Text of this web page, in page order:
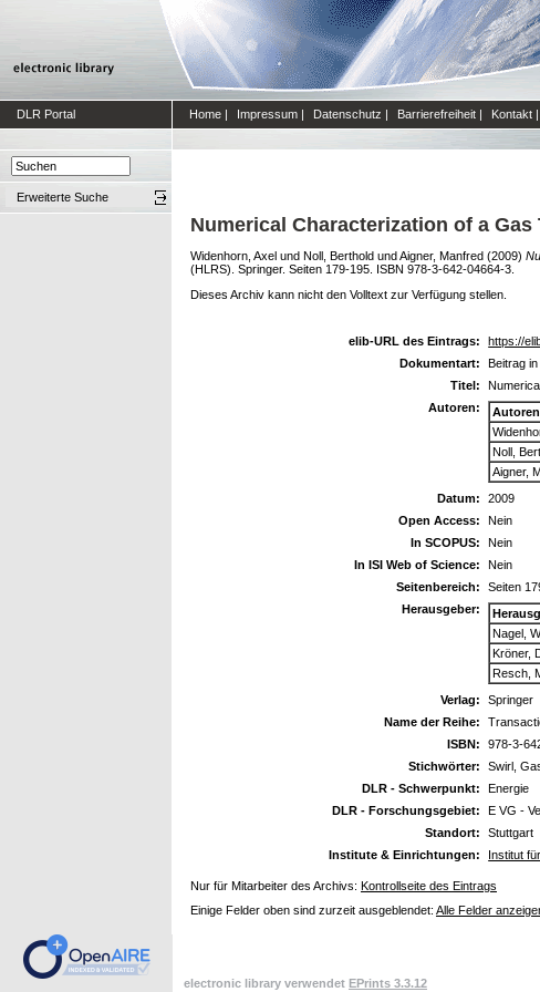
DLR Portal Home | Impressum | Datenschutz | Barrierefreiheit | Kontakt |
Erweiterte Suche
Numerical Characterization of a
Widenhorn, Axel und Noll, Berthold undAigner, Manfred (2009)
(HLRS). Springer. Seiten 179-195. ISBN 978-3-642-04664-3.
Dieses Archiv kann nicht den Volltext zur Verfügung stellen.
elib-URL des Eintrags:
https://
Dokumentart:
Beitrag
Titel:
Autoren:
Autoren
Noll,
Aigner,
Datum:
2009
Open Access:
Nein
In SCOPUS:
Nein
In ISI Web of Science:
Nein
Seitenbereich:
Seiten
Herausgeber:
Nagel,
Kröner,
Resch,
Verlag:
Springer
Name der Reihe:
ISBN:
978-3-
Stichwörter:
Swirl,
DLR - Schwerpunkt:
Energie
DLR - Forschungsgebiet:
E VG -
Standort:
Stuttgart
Institute & Einrichtungen:
Institut
Nur für Mitarbeiter des Archivs: Kontrollseite des Eintrags
Einige Felder oben sind zurzeit ausgeblendet: Alle Felder
electronic library verwendet EPrints 3.3.12